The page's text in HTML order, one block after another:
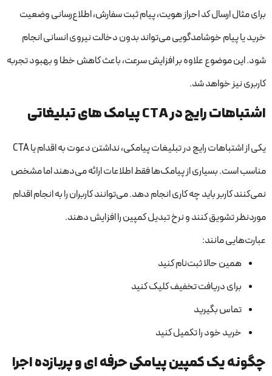
برای مثال ارسال کد احراز هویت، پیام ثبت سفارش، اطلاع‌رسانی وضعیت
خرید یا پیام خوشامدگویی می‌تواند بدون دخالت نیروی انسانی انجام
شود. این موضوع علاوه بر افزایش سرعت، باعث کاهش خطا و بهبود تجربه
کاربری نیز خواهد شد.
اشتباهات رایج در CTA پیامک های تبلیغاتی
یکی از اشتباهات رایج در تبلیغات پیامکی، نداشتن دعوت به اقدام یا CTA
مناسب است. بسیاری از پیامک‌ها فقط اطلاعات ارائه می‌دهند اما مشخص
نمی‌کنند کاربر باید چه کاری انجام دهد. می‌توانند کاربران را به انجام اقدام
موردنظر تشویق کنند و نرخ تبدیل کمپین را افزایش دهند.
عبارت‌هایی مانند:
همین حالا ثبت‌نام کنید
برای دریافت تخفیف کلیک کنید
تماس بگیرید
خرید خود را تکمیل کنید
چگونه یک کمپین پیامکی حرفه ای و پربازده اجرا